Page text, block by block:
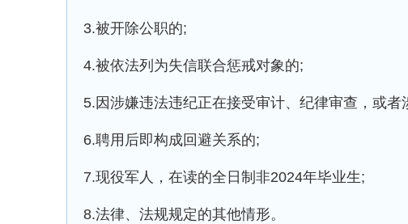
3.被开除公职的;
4.被依法列为失信联合惩戒对象的;
5.因涉嫌违法违纪正在接受审计、纪律审查，或
6.聘用后即构成回避关系的;
7.现役军人，在读的全日制非2024年毕业生;
8.法律、法规规定的其他情形。